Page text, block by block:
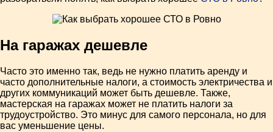
На гаражах дешевле
Часто это именно так, ведь не нужно платить аренду и
часто дополнительные налоги, а стоимость электричества и
других коммуникаций может быть дешевле. Также,
мастерская на гаражах может не платить налоги за
трудоустройство. Это минус для самого персонала, но для
вас уменьшение цены.